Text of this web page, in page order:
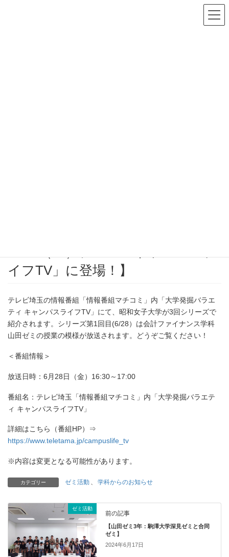
イフTV」に登場！】
テレビ埼玉の情報番組「情報番組マチコミ」内「大学発掘バラエ
ティ キャンパスライフTV」にて、昭和女子大学が3回シリーズで
紹介されます。シリーズ第1回目(6/28）は会計ファイナンス学科
山田ゼミの授業の模様が放送されます。どうぞご覧ください！
＜番組情報＞
放送日時：6月28日（金）16:30～17:00
番組名：テレビ埼玉「情報番組マチコミ」内「大学発掘バラエテ
ィ キャンパスライフTV」
詳細はこちら（番組HP）⇒
https://www.teletama.jp/campuslife_tv
※内容は変更となる可能性があります。
カテゴリー ゼミ活動 、 学科からのお知らせ
ゼミ活動
前の記事
【山田ゼミ3年：駒澤大学深見ゼミと合同
ゼミ】
2024年6月17日